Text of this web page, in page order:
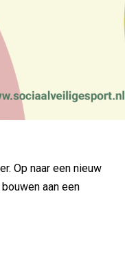
Op naar een nieuw
aan een